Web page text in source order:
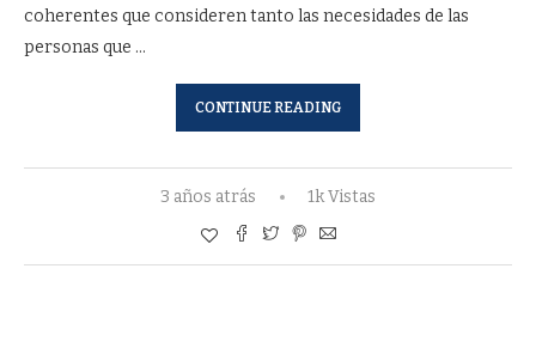
coherentes que consideren tanto las necesidades de las
personas que …
CONTINUE READING
3 años atrás 1k Vistas